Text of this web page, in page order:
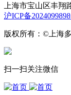
上海市宝山区丰翔
沪ICP备
版权所有：©上海
扫一扫关注微信